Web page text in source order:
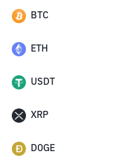
BTC
ETH
USDT
XRP
DOGE